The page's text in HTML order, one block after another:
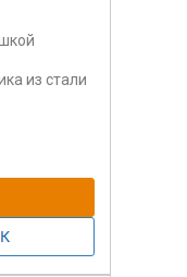
из стали